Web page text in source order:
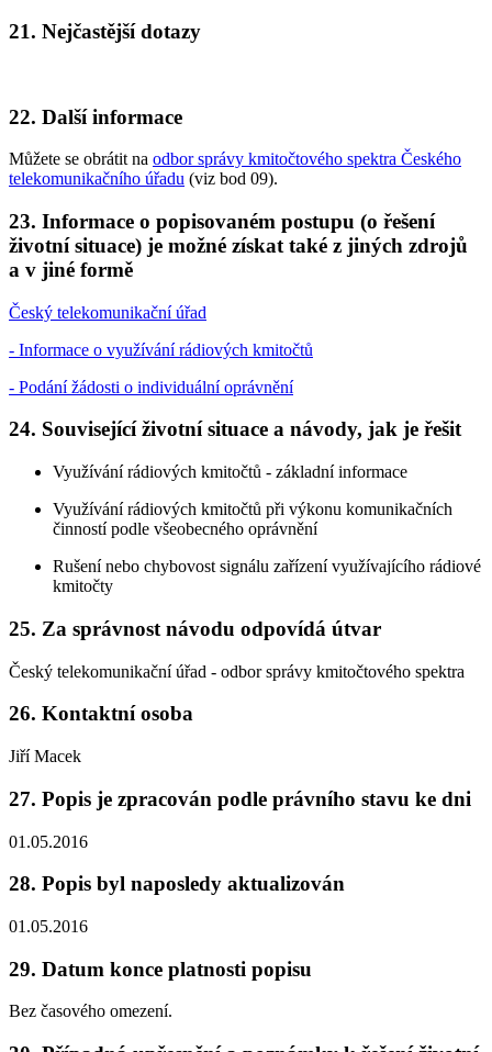
21. Nejčastější dotazy
22. Další informace
Můžete se obrátit na odbor správy kmitočtového spektra Českého
telekomunikačního úřadu (viz bod 09).
23. Informace o popisovaném postupu (o řešení
životní situace) je možné získat také z jiných zdrojů
a v jiné formě
Český telekomunikační úřad
- Informace o využívání rádiových kmitočtů
- Podání žádosti o individuální oprávnění
24. Související životní situace a návody, jak je řešit
Využívání rádiových kmitočtů - základní informace
Využívání rádiových kmitočtů při výkonu komunikačních
činností podle všeobecného oprávnění
Rušení nebo chybovost signálu zařízení využívajícího rádiové
kmitočty
25. Za správnost návodu odpovídá útvar
Český telekomunikační úřad - odbor správy kmitočtového spektra
26. Kontaktní osoba
Jiří Macek
27. Popis je zpracován podle právního stavu ke dni
01.05.2016
28. Popis byl naposledy aktualizován
01.05.2016
29. Datum konce platnosti popisu
Bez časového omezení.